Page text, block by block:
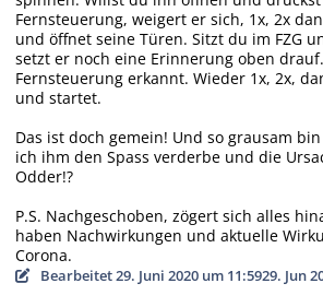
Fernsteuerung, weigert er sich, 1x, 2x
und öffnet seine Türen. Sitzt du im FZG
setzt er noch eine Erinnerung oben
Fernsteuerung erkannt. Wieder 1x, 2x,
und startet.
Das ist doch gemein! Und so grausam
ich ihm den Spass verderbe und die
Odder!?
P.S. Nachgeschoben, zögert sich alles
haben Nachwirkungen und aktuelle
Corona.
Bearbeitet29. Juni 2020 um 11:5929. Jun